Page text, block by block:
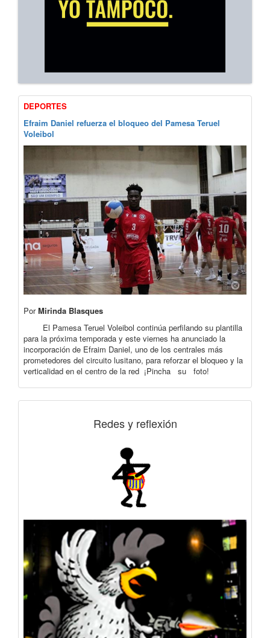
DEPORTES
Efraim Daniel refuerza el bloqueo del Pamesa Teruel
Voleibol
PorMirinda Blasques
El Pamesa Teruel Voleibol continúa perfilando su plantilla
para la próxima temporada y este viernes ha anunciado la
incorporación de Efraim Daniel, uno de los centrales más
prometedores del circuito lusitano, para reforzar el bloqueo y la
verticalidad en el centro de la red ¡Pincha su foto!
Redes y reflexión